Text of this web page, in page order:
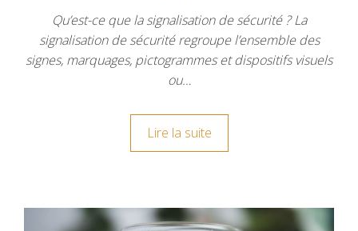
Qu’est-ce que la signalisation de sécurité ? La
signalisation de sécurité regroupe l’ensemble des
signes, marquages, pictogrammes et dispositifs visuels
ou…
Lire la suite